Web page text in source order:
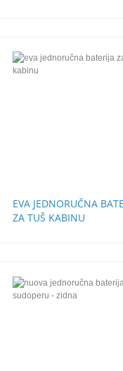
EVA JEDNORUČNA
ZA TUŠ KABINU